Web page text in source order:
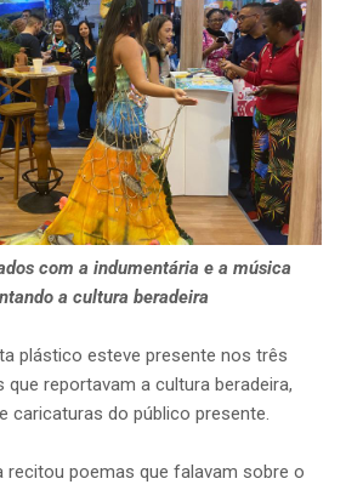
com a indumentária e a música
a cultura beradeira
plástico esteve presente nos três
que reportavam a cultura beradeira,
caricaturas do público presente.
recitou poemas que falavam sobre o